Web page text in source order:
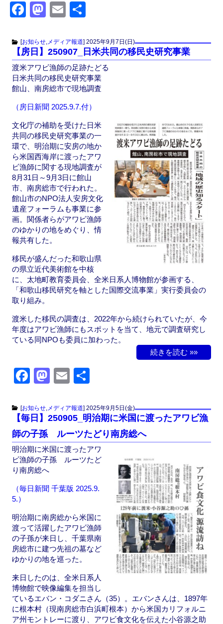
F
c
e
b
o
o
k
M
st
o
d
o
n
E
ail
[お知らせ,メディア報道] 2025年9月7日(日)
【房日】250907_日米共同の移民史研究事業
渡米アワビ漁師の足跡たどる
日米共同の移民史研究事業
館山、南房総市で現地調査
（房日新聞 2025.9.7.付）
文化庁の補助を受けた日米
共同の移民史研究事業の一
環で、明治期に安房の地か
ら米国西海岸に渡ったアワ
ビ漁師に関する現地調査が
8月31日～9月3日に館山
市、南房総市で行われた。
館山市のNPO法人安房文化
遺産フォーラムも事業に参
画。関係者らがアワビ漁師
のゆかりの地をめぐり、情
報共有した。
移民が盛んだった和歌山県
の県立近代美術館を中核
に、太地町教育委員会、全米日系人博物館が参画する、
「和歌山移民研究を軸とした国際交流事業」実行委員会の
取り組み。
渡米した移民の調査は、2022年から続けられていたが、今
年度はアワビ漁師にもスポットを当て、地元で調査研究し
ている同NPOも委員に加わった。
続きを読む »»
F
c
e
b
o
o
k
M
st
o
d
o
E
ail
[お知らせ, メディア報道] 2025年9月5日(金)
【毎日】250905_明治期に米国に渡ったアワビ漁
師の子孫 ルーツたどり南房総へ
明治期に米国に渡ったアワ
ビ漁師の子孫 ルーツたど
り南房総へ
（毎日新聞 千葉版 2025.9.
5.）
明治期に南房総から米国に
渡って活躍したアワビ漁師
の子孫が来日し、千葉県南
房総市に建つ先祖の墓など
ゆかりの地を巡った。
来日したのは、全米日系人
博物館で映像編集を担当し
ているエバン・コダニさん（35）。エバンさんは、1897年
に根本村（現南房総市白浜町根本）から米国カリフォルニ
ア州モントレーに渡り、アワビ食文化を伝えた小谷源之助